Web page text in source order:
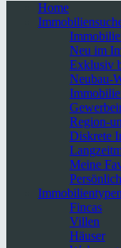
Home
Neu im
Exklusiv
Neubau-
Region-
Diskrete
Meine
Immobilientypen
Fincas
Villen
Häuser